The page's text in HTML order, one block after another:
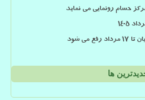
حسام رونمایی می نماید
شود
ها